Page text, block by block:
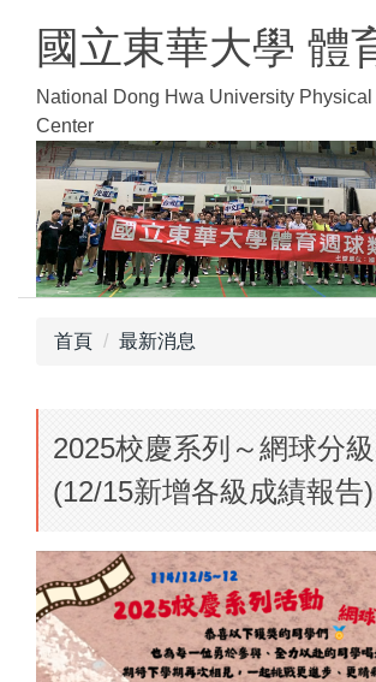
國立東華大學 體
National Dong Hwa University
Center
首頁 最新消息
2025校慶系列～網球分
(12/15新增各級成績報告)